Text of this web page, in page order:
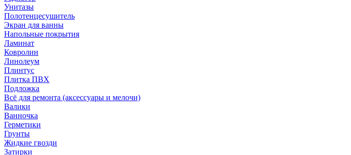
Унитазы
Полотенцесушитель
Экран для ванны
Напольные покрытия
Ламинат
Ковролин
Линолеум
Плинтус
Плитка ПВХ
Подложка
Всё для ремонта (аксессуары и мелочи)
Валики
Ванночка
Герметики
Грунты
Жидкие гвозди
Затирки